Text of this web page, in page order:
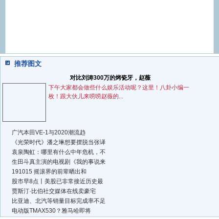
推荐图文
对比刘涛300万的烤瓷牙，赵薇
下午大家都会做些什么娱乐活动呢？这里！八卦小编一
枚！跟大伙儿来唠唠赵薇的...
广汽本田VE-1与2020潮流趋
《光荣时代》潘之琳想要摆脱当张译
袁泉陶虹：哪里有什么中年危机，不
生田斗真主演的电视剧《我的事说来
191015 摇滚界的前辈晒出和
股市早8点丨美股已非常接近历史最
贾斯汀·比伯社交媒体在线卖豪宅
比亚迪、北汽等销量目标完成率不足
电动版TMAX530？雅马哈即将